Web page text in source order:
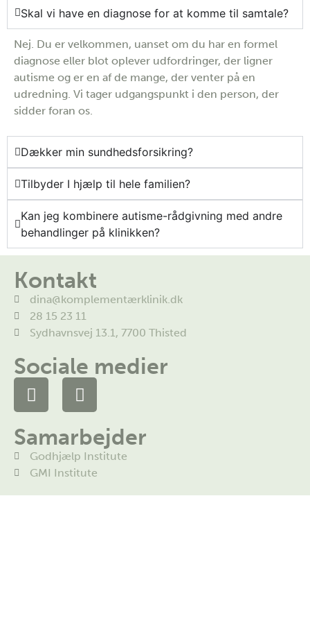
Skal vi have en diagnose for at komme til samtale?
Nej. Du er velkommen, uanset om du har en formel
diagnose eller blot oplever udfordringer, der ligner
autisme og er en af de mange, der venter på en
udredning. Vi tager udgangspunkt i den person, der
sidder foran os.
Dækker min sundhedsforsikring?
Tilbyder I hjælp til hele familien?
Kan jeg kombinere autisme-rådgivning med andre
behandlinger på klinikken?
Kontakt
dina@komplementærklinik.dk
28 15 23 11
Sydhavnsvej 13.1, 7700 Thisted
Sociale medier
Samarbejder
Godhjælp Institute
GMI Institute